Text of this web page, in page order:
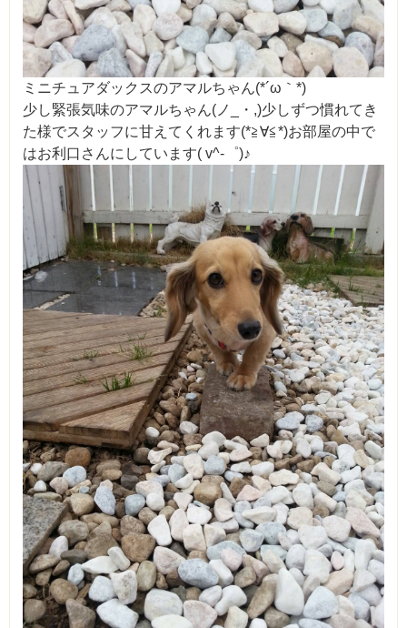
ミニチュアダックスのアマルちゃん(*´ω｀*)
少し緊張気味のアマルちゃん(ノ_・,)少しずつ慣れてき
た様でスタッフに甘えてくれます(*≧∀≦*)お部屋の中で
はお利口さんにしています( v^-゜)♪